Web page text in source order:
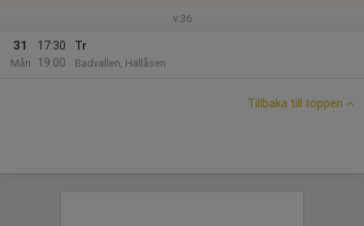
v.36
31
Mån
17:30
19:00
Tr
Badvallen, Hällåsen
Tillbaka till toppen